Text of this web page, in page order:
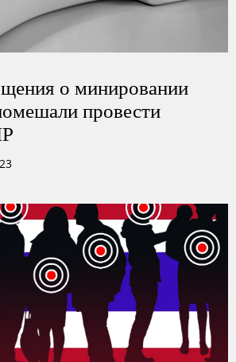
о минировании
провести